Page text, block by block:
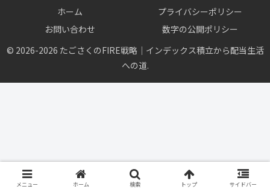
ホーム
プライバシーポリシー
お問い合わせ
数字の公開ポリシー
© 2026-2026 たごさくのFIRE戦略｜インデックス積立から配当生活
への道.
メニュー ホーム 検索 トップ サイドバー